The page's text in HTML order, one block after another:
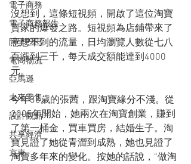
電子商務
電子商務報告
阿里巴巴
電商物流
亞馬遜
未來零售
設計觀點
共享經濟
京東
沒想到，這條短視頻，開啟了這位淘寶
賣家的爆發之路。短視頻為店鋪帶來了
意想不到的流量，日均瀏覽人數從七八
百漲到三千，每天成交額能達到4000
元。
今年38歲的張茜，跟淘寶緣分不淺。從
2005年開始，她兩次在淘寶創業，賺到
了第一桶金，買車買房，結婚生子。淘
寶見證了她從青澀到成熟，她也見證了
淘寶多年來的變化。按她的話說，“做淘